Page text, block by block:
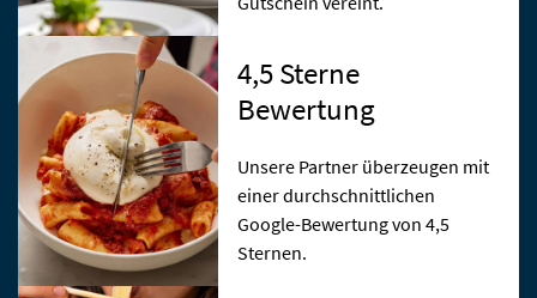
4,5 Sterne
Bewertung
Unsere Partner überzeugen mit
einer durchschnittlichen
Google-Bewertung von 4,5
Sternen.